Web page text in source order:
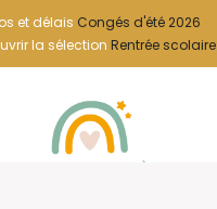
et délais Congés d'été 2026
la sélection Rentrée scolaire